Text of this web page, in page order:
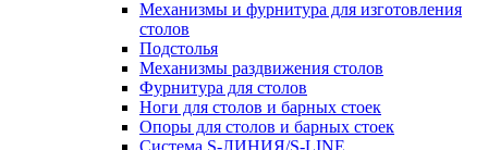
Механизмы и фурнитура для изготовления
столов
Подстолья
Механизмы раздвижения столов
Фурнитура для столов
Ноги для столов и барных стоек
Опоры для столов и барных стоек
Система S-ЛИНИЯ/S-LINE